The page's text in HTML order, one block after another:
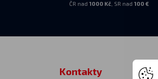
ČR nad1000 Kč , SR nad100 €
Kontakty